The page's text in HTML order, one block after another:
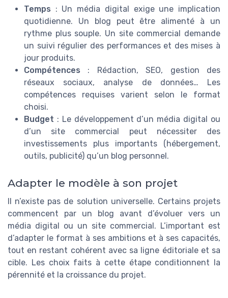
Temps : Un média digital exige une implication
quotidienne. Un blog peut être alimenté à un
rythme plus souple. Un site commercial demande
un suivi régulier des performances et des mises à
jour produits.
Compétences : Rédaction, SEO, gestion des
réseaux sociaux, analyse de données… Les
compétences requises varient selon le format
choisi.
Budget : Le développement d’un média digital ou
d’un site commercial peut nécessiter des
investissements plus importants (hébergement,
outils, publicité) qu’un blog personnel.
Adapter le modèle à son projet
Il n’existe pas de solution universelle. Certains projets
commencent par un blog avant d’évoluer vers un
média digital ou un site commercial. L’important est
d’adapter le format à ses ambitions et à ses capacités,
tout en restant cohérent avec sa ligne éditoriale et sa
cible. Les choix faits à cette étape conditionnent la
pérennité et la croissance du projet.